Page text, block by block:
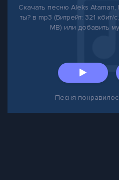
Скачать песню Aleks Ataman,
ты? в mp3 (Битрейт: 321
MB) или добавить
Песня